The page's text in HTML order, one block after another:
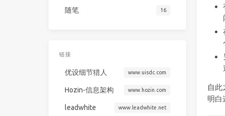
自
明白
随笔 16
链接
优设细节猎人 www.uisdc.com
Hozin-信息架构 www.hozin.com
leadwhite www.leadwhite.net